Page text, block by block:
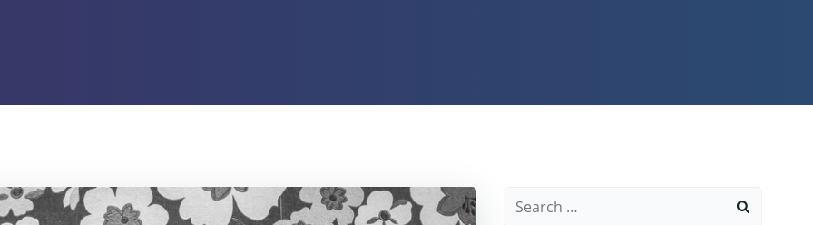
Search